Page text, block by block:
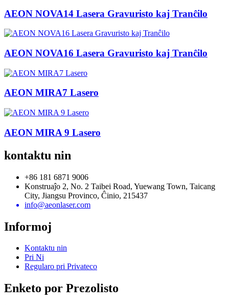
AEON NOVA14 Lasera Gravuristo kaj Tranĉilo
AEON NOVA16 Lasera Gravuristo kaj Tranĉilo
AEON MIRA7 Lasero
AEON MIRA 9 Lasero
kontaktu nin
+86 181 6871 9006
Konstruaĵo 2, No. 2 Taibei Road, Yuewang Town, Taicang
City, Jiangsu Provinco, Ĉinio, 215437
info@aeonlaser.com
Informoj
Kontaktu nin
Pri Ni
Regularo pri Privateco
Enketo por Prezolisto